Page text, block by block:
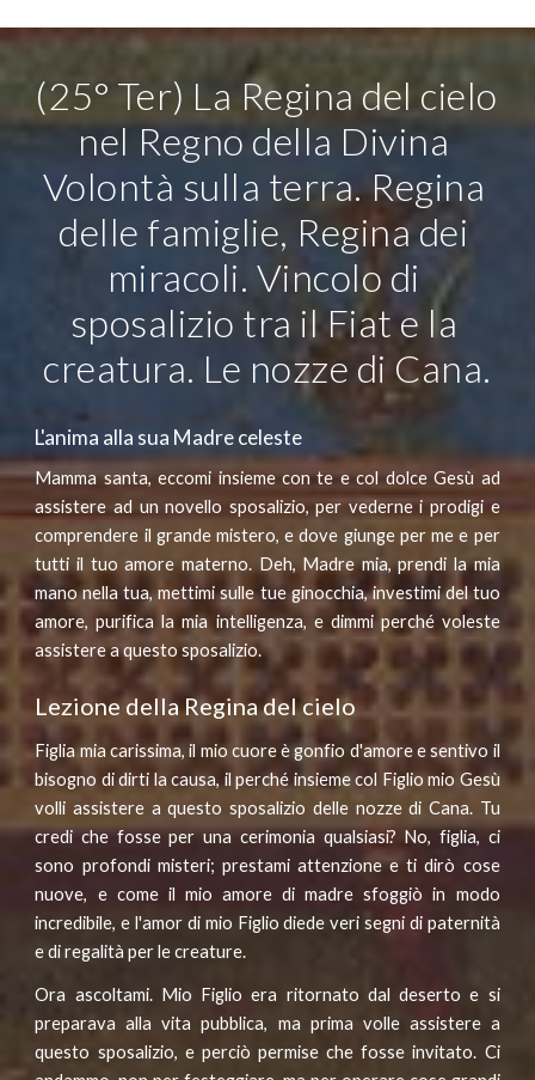
(25° Ter) La Regina del cielo
nel Regno della Divina
Volontà sulla terra. Regina
delle famiglie, Regina dei
miracoli. Vincolo di
sposalizio tra il Fiat e la
creatura. Le nozze di Cana.
L'anima alla sua Madre celeste
Mamma santa, eccomi insieme con te e col dolce Gesù ad
assistere ad un novello sposalizio, per vederne i prodigi e
comprendere il grande mistero, e dove giunge per me e per
tutti il tuo amore materno. Deh, Madre mia, prendi la mia
mano nella tua, mettimi sulle tue ginocchia, investimi del tuo
amore, purifica la mia intelligenza, e dimmi perché voleste
assistere a questo sposalizio.
Lezione della Regina del cielo
Figlia mia carissima, il mio cuore è gonfio d'amore e sentivo il
bisogno di dirti la causa, il perché insieme col Figlio mio Gesù
volli assistere a questo sposalizio delle nozze di Cana. Tu
credi che fosse per una cerimonia qualsiasi? No, figlia, ci
sono profondi misteri; prestami attenzione e ti dirò cose
nuove, e come il mio amore di madre sfoggiò in modo
incredibile, e l'amor di mio Figlio diede veri segni di paternità
e di regalità per le creature.
Ora ascoltami. Mio Figlio era ritornato dal deserto e si
preparava alla vita pubblica, ma prima volle assistere a
questo sposalizio, e perciò permise che fosse invitato. Ci